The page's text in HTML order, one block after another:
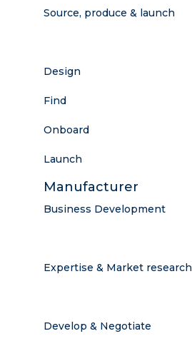
Source, produce & launch
Design
Find
Onboard
Launch
Manufacturer
Business Development
Expertise & Market research
Develop & Negotiate